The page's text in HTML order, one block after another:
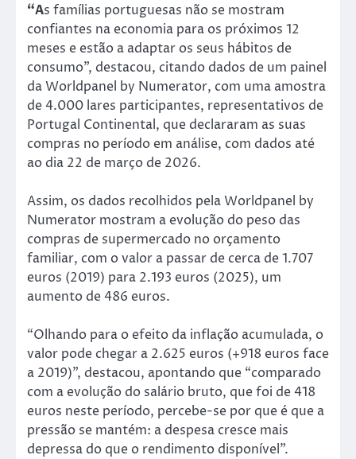
“As famílias portuguesas não se mostram
confiantes na economia para os próximos 12
meses e estão a adaptar os seus hábitos de
consumo”, destacou, citando dados de um painel
da Worldpanel by Numerator, com uma amostra
de 4.000 lares participantes, representativos de
Portugal Continental, que declararam as suas
compras no período em análise, com dados até
ao dia 22 de março de 2026.
Assim, os dados recolhidos pela Worldpanel by
Numerator mostram a evolução do peso das
compras de supermercado no orçamento
familiar, com o valor a passar de cerca de 1.707
euros (2019) para 2.193 euros (2025), um
aumento de 486 euros.
“Olhando para o efeito da inflação acumulada, o
valor pode chegar a 2.625 euros (+918 euros face
a 2019)”, destacou, apontando que “comparado
com a evolução do salário bruto, que foi de 418
euros neste período, percebe-se por que é que a
pressão se mantém: a despesa cresce mais
depressa do que o rendimento disponível”.